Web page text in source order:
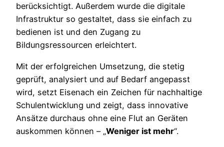
berücksichtigt. Außerdem wurde die digitale
Infrastruktur so gestaltet, dass sie einfach zu
bedienen ist und den Zugang zu
Bildungsressourcen erleichtert.
Mit der erfolgreichen Umsetzung, die stetig
geprüft, analysiert und auf Bedarf angepasst
wird, setzt Eisenach ein Zeichen für nachhaltige
Schulentwicklung und zeigt, dass innovative
Ansätze durchaus ohne eine Flut an Geräten
auskommen können – „Weniger ist mehr“.